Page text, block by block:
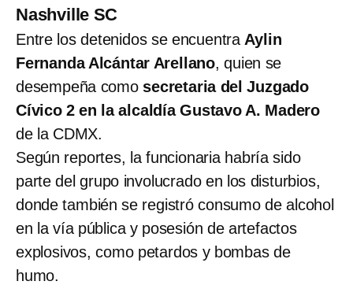
Nashville SC
Entre los detenidos se encuentra Aylin
Fernanda Alcántar Arellano, quien se
desempeña como secretaria del Juzgado
Cívico 2 en la alcaldía Gustavo A. Madero
de la CDMX.
Según reportes, la funcionaria habría sido
parte del grupo involucrado en los disturbios,
donde también se registró consumo de alcohol
en la vía pública y posesión de artefactos
explosivos, como petardos y bombas de
humo.